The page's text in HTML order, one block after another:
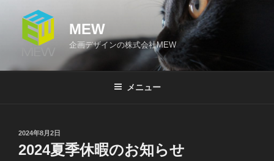
MEW
企画デザインの株式会社MEW
メニュー
投
稿
日:
2024年8月2日
2024夏季休暇のお知らせ